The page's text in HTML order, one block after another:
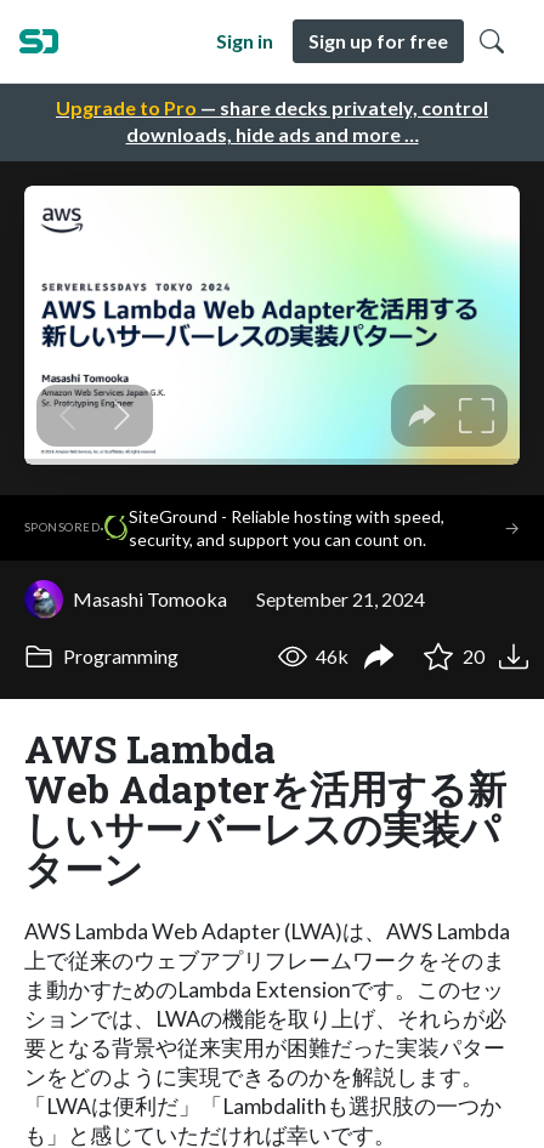
Upgrade to Pro — share decks privately, control
downloads, hide ads and more …
Sign in Sign up for free
SPONSORED·
SiteGround - Reliable hosting with speed,
security, and support you can count on.
→
Masashi Tomooka September 21, 2024
Programming 46k 20
AWS Lambda
Web Adapterを活用する新
しいサーバーレスの実装パ
ターン
AWS Lambda Web Adapter (LWA)は、AWS Lambda
上で従来のウェブアプリフレームワークをそのま
ま動かすためのLambda Extensionです。このセッ
ションでは、LWAの機能を取り上げ、それらが必
要となる背景や従来実用が困難だった実装パター
ンをどのように実現できるのかを解説します。
「LWAは便利だ」「Lambdalithも選択肢の一つか
も」と感じていただければ幸いです。